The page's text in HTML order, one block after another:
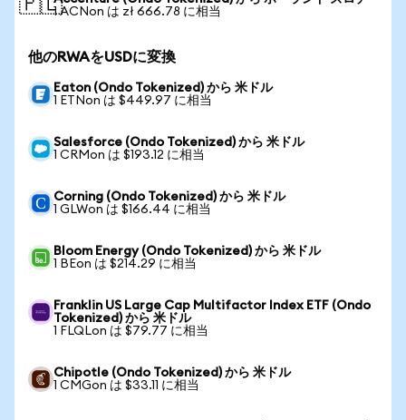
🇵🇱1 ACNon は zł 666.78 に相当
他のRWAをUSDに変換
Eaton (Ondo Tokenized) から 米ドル
1 ETNon は $449.97 に相当
Salesforce (Ondo Tokenized) から 米ドル
1 CRMon は $193.12 に相当
Corning (Ondo Tokenized) から 米ドル
1 GLWon は $166.44 に相当
Bloom Energy (Ondo Tokenized) から 米ドル
1 BEon は $214.29 に相当
Franklin US Large Cap Multifactor Index ETF (Ondo
Tokenized) から 米ドル
1 FLQLon は $79.77 に相当
Chipotle (Ondo Tokenized) から 米ドル
1 CMGon は $33.11 に相当